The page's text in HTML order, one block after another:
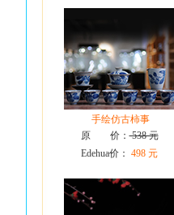
手绘仿古柿事
原 价：538 元
Edehua价： 498 元